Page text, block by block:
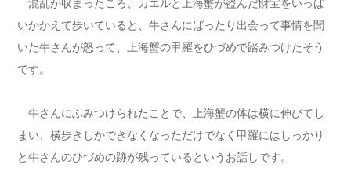
混乱が収まったころ、カエルと上海蟹が盗んだ財宝をいっぱ
いかかえて歩いていると、牛さんにばったり出会って事情を聞
いた牛さんが怒って、上海蟹の甲羅をひづめで踏みつけたそう
です。
牛さんにふみつけられたことで、上海蟹の体は横に伸びてし
まい、横歩きしかできなくなっただけでなく甲羅にはしっかり
と牛さんのひづめの跡が残っているというお話しです。